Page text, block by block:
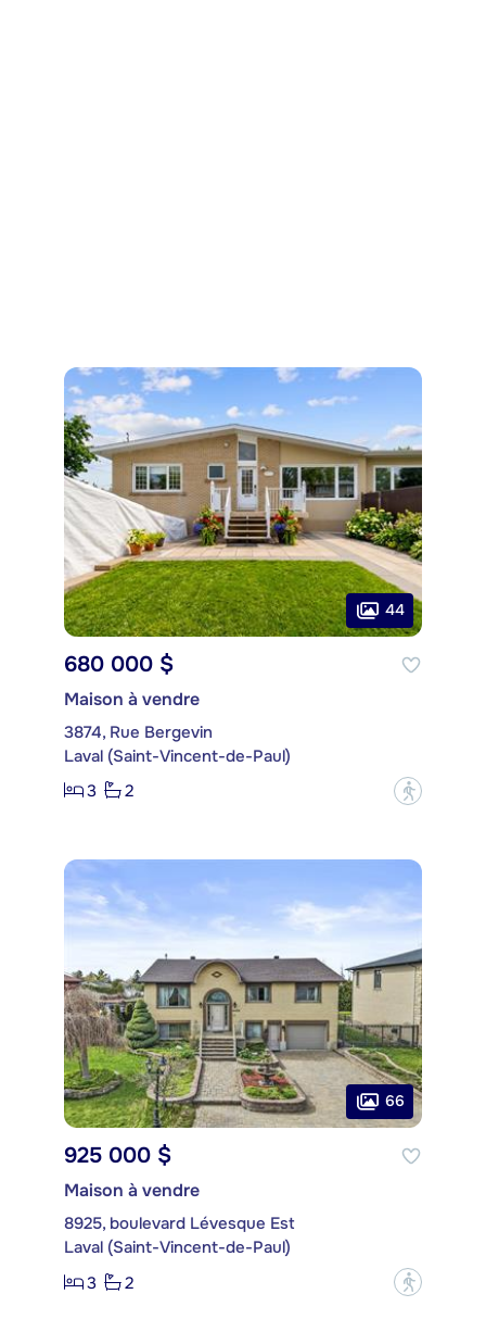
44
680 000 $
Maison à vendre
3874, Rue Bergevin
Laval (Saint-Vincent-de-Paul)
3
2 ?
66
925 000 $
Maison à vendre
8925, boulevard Lévesque Est
Laval (Saint-Vincent-de-Paul)
3
2 ?